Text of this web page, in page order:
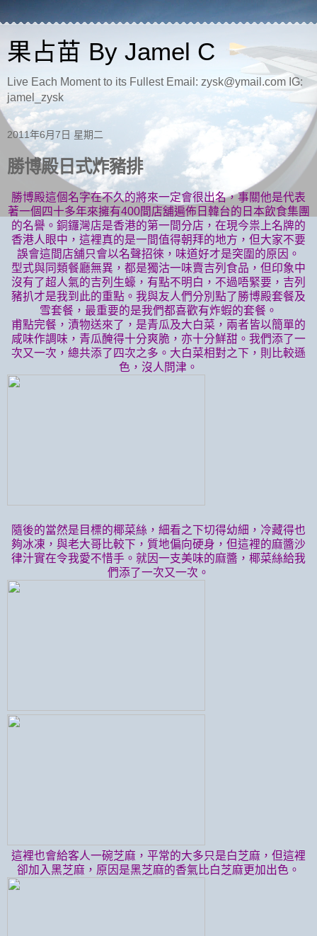
果占苗 By Jamel C
Live Each Moment to its Fullest Email: zysk@ymail.com IG:
jamel_zysk
2011年6月7日 星期二
勝博殿日式炸豬排
勝博殿這個名字在不久的將來一定會很出名，事關他是代表
著一個四十多年來擁有400間店舖遍佈日韓台的日本飲食集團
的名譽。銅鑼灣店是香港的第一間分店，在現今祟上名牌的
香港人眼中，這裡真的是一間值得朝拜的地方，但大家不要
誤會這間店舖只會以名聲招徠，味道好才是突圍的原因。
型式與同類餐廳無異，都是獨沽一味賣吉列食品，但印象中
沒有了超人氣的吉列生蠔，有點不明白，不過唔緊要，吉列
豬扒才是我到此的重點。我與友人們分別點了勝博殿套餐及
雪套餐，最重要的是我們都喜歡有炸蝦的套餐。
甫點完餐，漬物送來了，是青瓜及大白菜，兩者皆以簡單的
咸味作調味，青瓜醃得十分爽脆，亦十分鮮甜。我們添了一
次又一次，總共添了四次之多。大白菜相對之下，則比較遜
色，沒人問津。
隨後的當然是目標的椰菜絲，細看之下切得幼細，冷藏得也
夠冰凍，與老大哥比較下，質地偏向硬身，但這裡的麻醬沙
律汁實在令我愛不惜手。就因一支美味的麻醬，椰菜絲給我
們添了一次又一次。
這裡也會給客人一碗芝麻，平常的大多只是白芝麻，但這裡
卻加入黑芝麻，原因是黑芝麻的香氣比白芝麻更加出色。